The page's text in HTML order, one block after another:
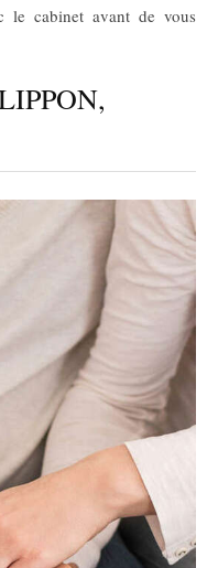
le cabinet avant de vous